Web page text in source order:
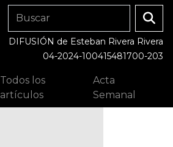
DIFUSIÓN de Esteban Rivera Rivera
04-2024-100415481700-203
Todos los
artículos
Acta
Semanal